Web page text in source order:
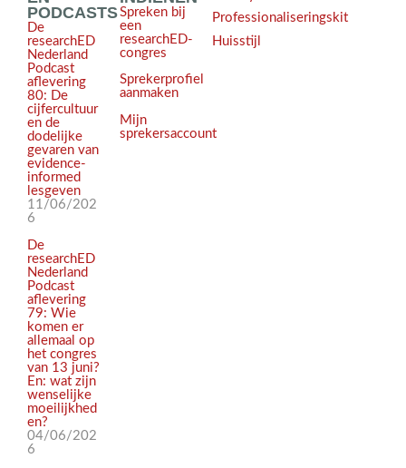
PODCASTS
De
researchED
Nederland
Podcast
aflevering
80: De
cijfercultuur
en de
dodelijke
gevaren van
evidence-
informed
lesgeven
11/06/202
6
De
researchED
Nederland
Podcast
aflevering
79: Wie
komen er
allemaal op
het congres
van 13 juni?
En: wat zijn
wenselijke
moeilijkhed
en?
04/06/202
6
Spreken bij
een
researchED-
congres
Sprekerprofiel
aanmaken
Mijn
sprekersaccount
Professionaliseringskit
Huisstijl